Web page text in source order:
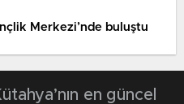
Merkezi’nde buluştu
en güncel